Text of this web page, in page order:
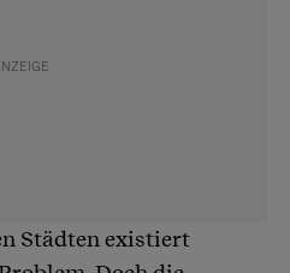
Städten existiert